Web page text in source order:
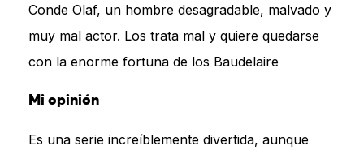
Conde Olaf, un hombre desagradable, malvado y
muy mal actor. Los trata mal y quiere quedarse
con la enorme fortuna de los Baudelaire
Mi opinión
Es una serie increíblemente divertida, aunque